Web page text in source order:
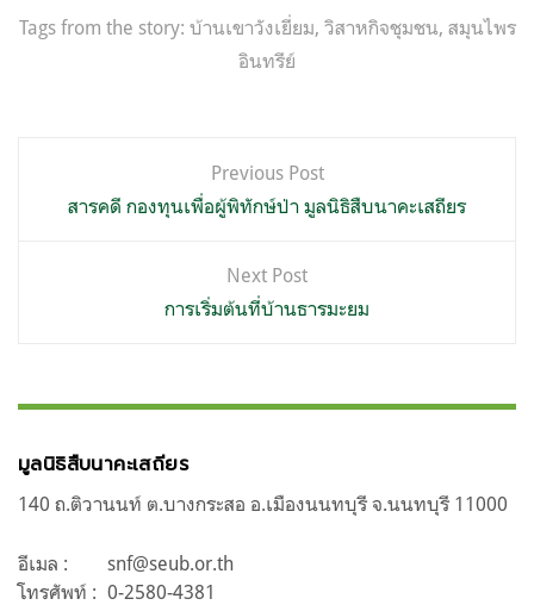
Tags from the story: บ้านเขาวังเยี่ยม, วิสาหกิจชุมชน, สมุนไพร
อินทรีย์
เรื่อง
Previous Post
สารคดี กองทุนเพื่อผู้พิทักษ์ป่า มูลนิธิสืบนาคะเสถียร
Next Post
การเริ่มต้นที่บ้านธารมะยม
มูลนิธิสืบนาคะเสถียร
140 ถ.ติวานนท์ ต.บางกระสอ อ.เมืองนนทบุรี จ.นนทบุรี 11000
อีเมล :
snf@seub.or.th
โทรศัพท์ : 0-2580-4381